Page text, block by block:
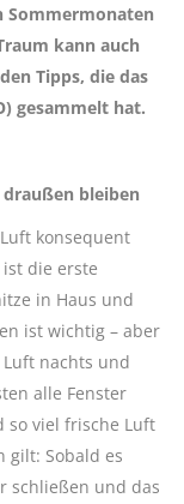
Sommermonaten
kann auch
Tipps, die das
gesammelt hat.
bleiben
konsequent
die erste
in Haus und
ist wichtig – aber
nachts und
alle Fenster
so viel frische Luft
gilt: Sobald es
schließen und das